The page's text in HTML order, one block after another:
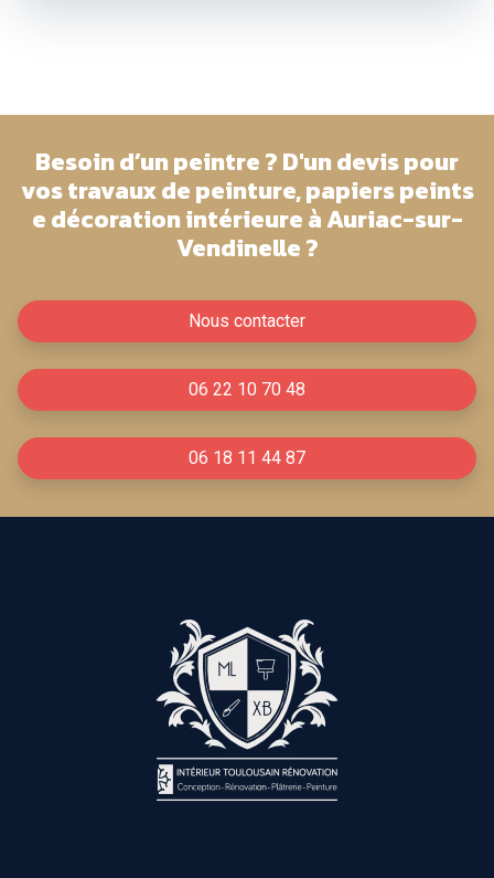
Besoin d’un peintre ? D'un devis pour
vos travaux de peinture, papiers peints
e décoration intérieure à Auriac-sur-
Vendinelle ?
Nous contacter
06 22 10 70 48
06 18 11 44 87